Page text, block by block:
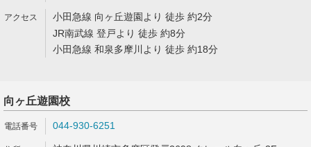
小田急線 向ヶ丘遊園より 徒歩 約2分
JR南武線 登戸より 徒歩 約8分
小田急線 和泉多摩川より 徒歩 約18分
向ヶ丘遊園校
044-930-6251